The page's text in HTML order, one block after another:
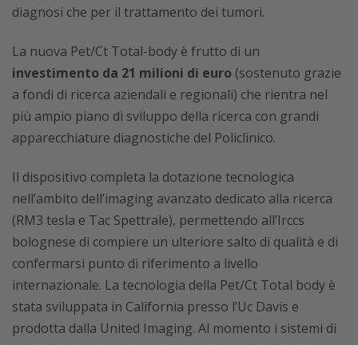
diagnosi che per il trattamento dei tumori.
La nuova Pet/Ct Total-body è frutto di un
investimento da 21 milioni di euro (sostenuto grazie
a fondi di ricerca aziendali e regionali) che rientra nel
più ampio piano di sviluppo della ricerca con grandi
apparecchiature diagnostiche del Policlinico.
Il dispositivo completa la dotazione tecnologica
nell’ambito dell’imaging avanzato dedicato alla ricerca
(RM3 tesla e Tac Spettrale), permettendo all’Irccs
bolognese di compiere un ulteriore salto di qualità e di
confermarsi punto di riferimento a livello
internazionale. La tecnologia della Pet/Ct Total body è
stata sviluppata in California presso l’Uc Davis e
prodotta dalla United Imaging. Al momento i sistemi di